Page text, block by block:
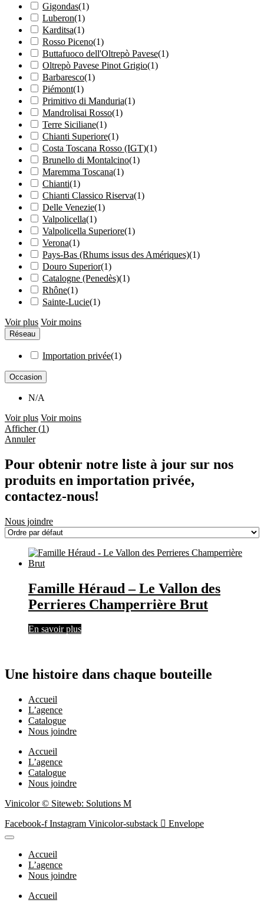
Gigondas(1)
Luberon(1)
Karditsa(1)
Rosso Piceno(1)
Buttafuoco dell'Oltrepò Pavese(1)
Oltrepò Pavese Pinot Grigio(1)
Barbaresco(1)
Piémont(1)
Primitivo di Manduria(1)
Mandrolisai Rosso(1)
Terre Siciliane(1)
Chianti Superiore(1)
Costa Toscana Rosso (IGT)(1)
Brunello di Montalcino(1)
Maremma Toscana(1)
Chianti(1)
Chianti Classico Riserva(1)
Delle Venezie(1)
Valpolicella(1)
Valpolicella Superiore(1)
Verona(1)
Pays-Bas (Rhums issus des Amériques)(1)
Douro Superior(1)
Catalogne (Penedès)(1)
Rhône(1)
Sainte-Lucie(1)
Voir plus Voir moins
Réseau
Importation privée(1)
Occasion
N/A
Voir plus Voir moins
Afficher(1)
Annuler
Pour obtenir notre liste à jour sur nos
produits en importation privée,
contactez-nous!
Nous joindre
Famille Héraud – Le Vallon des
Perrieres Champerrière Brut
En savoir plus
Une histoire dans chaque bouteille
Accueil
L’agence
Catalogue
Nous joindre
Accueil
L’agence
Catalogue
Nous joindre
Vinicolor © Siteweb: Solutions M
Facebook-f Instagram Vinicolor-substack Envelope
Accueil
L’agence
Nous joindre
Accueil